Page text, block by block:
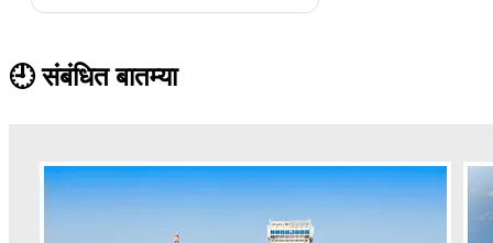
🕘 संबंधित बातम्या